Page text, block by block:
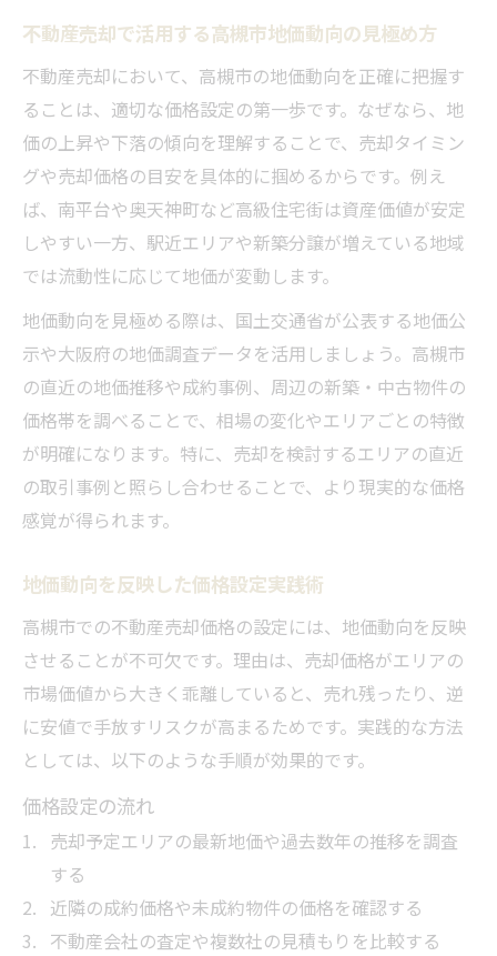
不動産売却で活用する高槻市地価動向の見極め方
不動産売却において、高槻市の地価動向を正確に把握す
ることは、適切な価格設定の第一歩です。なぜなら、地
価の上昇や下落の傾向を理解することで、売却タイミン
グや売却価格の目安を具体的に掴めるからです。例え
ば、南平台や奥天神町など高級住宅街は資産価値が安定
しやすい一方、駅近エリアや新築分譲が増えている地域
では流動性に応じて地価が変動します。
地価動向を見極める際は、国土交通省が公表する地価公
示や大阪府の地価調査データを活用しましょう。高槻市
の直近の地価推移や成約事例、周辺の新築・中古物件の
価格帯を調べることで、相場の変化やエリアごとの特徴
が明確になります。特に、売却を検討するエリアの直近
の取引事例と照らし合わせることで、より現実的な価格
感覚が得られます。
地価動向を反映した価格設定実践術
高槻市での不動産売却価格の設定には、地価動向を反映
させることが不可欠です。理由は、売却価格がエリアの
市場価値から大きく乖離していると、売れ残ったり、逆
に安値で手放すリスクが高まるためです。実践的な方法
としては、以下のような手順が効果的です。
価格設定の流れ
売却予定エリアの最新地価や過去数年の推移を調査
する
近隣の成約価格や未成約物件の価格を確認する
不動産会社の査定や複数社の見積もりを比較する